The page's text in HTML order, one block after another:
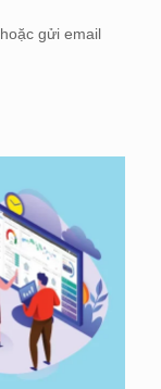
hoặc gửi email